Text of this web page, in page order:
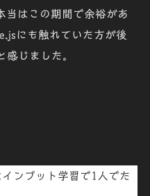
当はこの期間で余裕があ
にも触れていた方が後
感じました。
ンプット学習で1人でた